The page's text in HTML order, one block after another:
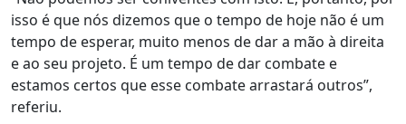
isso é que nós dizemos que o tempo de hoje não é um
tempo de esperar, muito menos de dar a mão à direita
e ao seu projeto. É um tempo de dar combate e
estamos certos que esse combate arrastará outros”,
referiu.